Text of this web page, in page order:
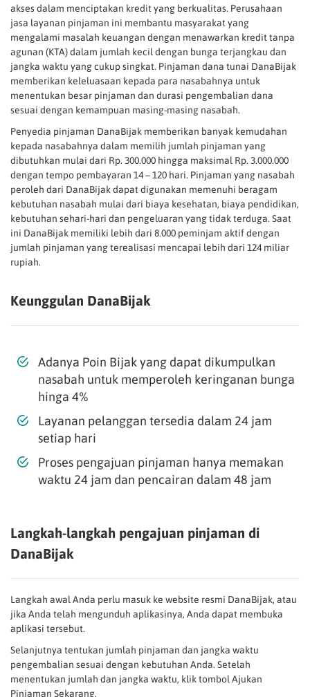
akses dalam menciptakan kredit yang berkualitas. Perusahaan
jasa layanan pinjaman ini membantu masyarakat yang
mengalami masalah keuangan dengan menawarkan kredit tanpa
agunan (KTA) dalam jumlah kecil dengan bunga terjangkau dan
jangka waktu yang cukup singkat. Pinjaman dana tunai DanaBijak
memberikan keleluasaan kepada para nasabahnya untuk
menentukan besar pinjaman dan durasi pengembalian dana
sesuai dengan kemampuan masing-masing nasabah.
Penyedia pinjaman DanaBijak memberikan banyak kemudahan
kepada nasabahnya dalam memilih jumlah pinjaman yang
dibutuhkan mulai dari Rp. 300.000 hingga maksimal Rp. 3.000.000
dengan tempo pembayaran 14 – 120 hari. Pinjaman yang nasabah
peroleh dari DanaBijak dapat digunakan memenuhi beragam
kebutuhan nasabah mulai dari biaya kesehatan, biaya pendidikan,
kebutuhan sehari-hari dan pengeluaran yang tidak terduga. Saat
ini DanaBijak memiliki lebih dari 8.000 peminjam aktif dengan
jumlah pinjaman yang terealisasi mencapai lebih dari 124 miliar
rupiah.
Keunggulan DanaBijak
Adanya Poin Bijak yang dapat dikumpulkan
nasabah untuk memperoleh keringanan bunga
hinga 4%
Layanan pelanggan tersedia dalam 24 jam
setiap hari
Proses pengajuan pinjaman hanya memakan
waktu 24 jam dan pencairan dalam 48 jam
Langkah-langkah pengajuan pinjaman di
DanaBijak
Langkah awal Anda perlu masuk ke website resmi DanaBijak, atau
jika Anda telah mengunduh aplikasinya, Anda dapat membuka
aplikasi tersebut.
Selanjutnya tentukan jumlah pinjaman dan jangka waktu
pengembalian sesuai dengan kebutuhan Anda. Setelah
menentukan jumlah dan jangka waktu, klik tombol Ajukan
Pinjaman Sekarang.